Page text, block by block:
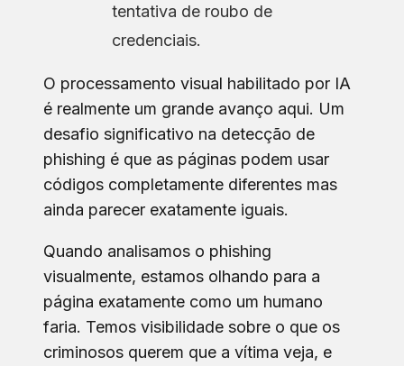
tentativa de roubo de
credenciais.
O processamento visual habilitado por IA
é realmente um grande avanço aqui. Um
desafio significativo na detecção de
phishing é que as páginas podem usar
códigos completamente diferentes mas
ainda parecer exatamente iguais.
Quando analisamos o phishing
visualmente, estamos olhando para a
página exatamente como um humano
faria. Temos visibilidade sobre o que os
criminosos querem que a vítima veja, e